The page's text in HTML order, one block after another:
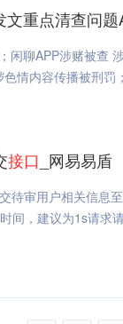
重点清查问
闲聊APP涉赌被查
情内容传播被刑
接口 _网易易盾
待审用户相关信息
间，建议为1s请求